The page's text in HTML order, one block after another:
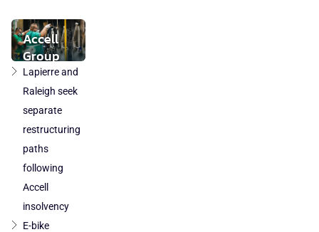
stabilises
while local
component
production
loses
ground
Accell
Group
takeover
by
DuTech
also
cleared
in
Poland
and
Austria
Lapierre and
Raleigh seek
separate
restructuring
paths
following
Accell
insolvency
E-bike